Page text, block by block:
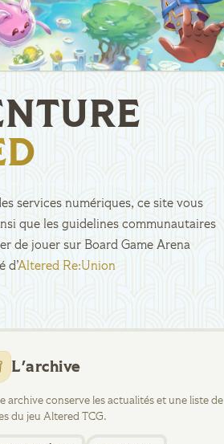
services numériques, ce site vous
que les guidelines communautaires
de jouer sur Board Game Arena
d’Altered Re:Union
L'archive
archive conserve les actualités et une liste de
du jeu Altered TCG.